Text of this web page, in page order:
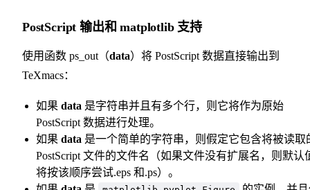
PostScript 输出和 matplotlib 支持
使用函数 ps_out（data）将 PostScript 数据直接输出到
TeXmacs：
如果 data 是字符串并且有多个行，则它将作为原始
PostScript 数据进行处理。
如果 data 是一个简单的字符串，则假定它包含将被读取
PostScript 文件的文件名（如果文件没有扩展名，则默认
将按该顺序尝试.eps 和.ps）。